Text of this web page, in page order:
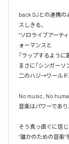
back DJとの連携の
スしきる、
“ソロライブアーテ
ォーマンスと
「ラップするよう
まさに「シンガー
二のハジ→ワールド
No music , No
音楽はパワーであり
そう真っ直ぐに信じ